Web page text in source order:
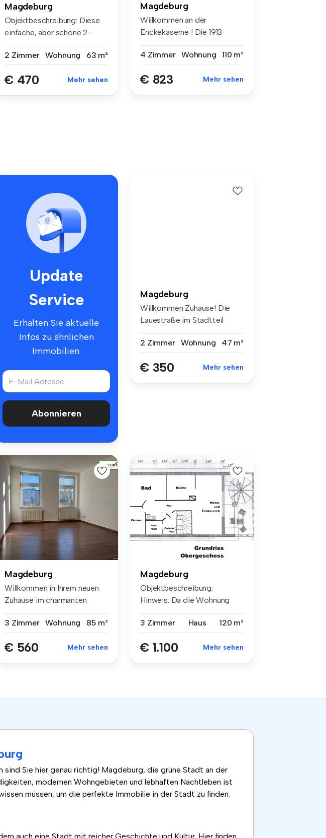
Magdeburg
Objektbeschreibung: Diese
einfache, aber schöne 2-
2 Zimmer
Wohnung 63 m²
€ 470 Mehr sehen
Magdeburg
Willkommen an der
Enckekaserne ! Die 1913
4 Zimmer Wohnung 110 m²
€ 823 Mehr sehen
Update
Service
Erhalten Sie aktuelle
Infos zu ähnlichen
Immobilien.
Abonnieren
Magdeburg
Willkommen Zuhause! Die
Lauestraße im Stadtteil
2 Zimmer Wohnung 47 m²
€ 350 Mehr sehen
Magdeburg
Willkommen in Ihrem neuen
Zuhause im charmanten
3 Zimmer
Wohnung 85 m²
€ 560 Mehr sehen
Magdeburg
Objektbeschreibung:
Hinweis: Da die Wohnung
3 Zimmer
Haus 120 m²
€ 1.100 Mehr sehen
sind Sie hier genau richtig! Magdeburg, die grüne Stadt an der
modernen Wohngebieten und lebhaften Nachtleben ist
müssen, um die perfekte Immobilie in der Stadt zu finden.